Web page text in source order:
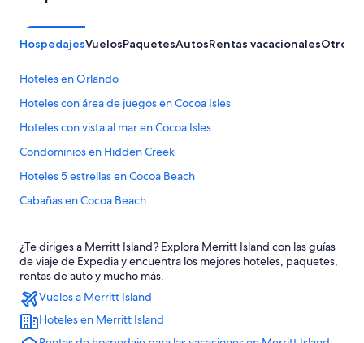
HospedajesVuelosPaquetesAutosRentas vacacionalesOtros
Hoteles en Orlando
Hoteles con área de juegos en Cocoa Isles
Hoteles con vista al mar en Cocoa Isles
Condominios en Hidden Creek
Hoteles 5 estrellas en Cocoa Beach
Cabañas en Cocoa Beach
Casas vacacionales en Cocoa Beach
Centros vacacionales en Cocoa Beach
Resorts en Cocoa Beach
Condominios en Cocoa Beach
¿Te diriges a Merritt Island? Explora Merritt Island con las guías
de viaje de Expedia y encuentra los mejores hoteles, paquetes,
rentas de auto y mucho más.
Vuelos a Merritt Island
Hoteles en Merritt Island